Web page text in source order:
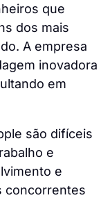
que
dos mais
A empresa
inovadora
em
são difíceis
e
e
concorrentes